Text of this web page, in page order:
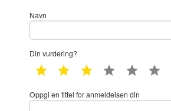
Navn
Din vurdering?
1 star 2 star 3 star 4 star 5 star
Oppgi en tittel for anmeldelsen din